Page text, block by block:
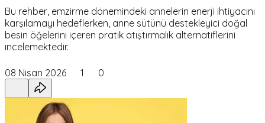
Bu rehber, emzirme dönemindeki annelerin enerji ihtiyacını
karşılamayı hedeflerken, anne sütünü destekleyici doğal
besin öğelerini içeren pratik atıştırmalık alternatiflerini
incelemektedir.
08 Nisan 2026 1 0